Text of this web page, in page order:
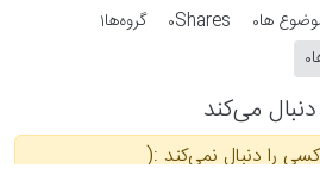
ها0
Shares
0 گروه‌ها1
0
را دنبال نمی‌کند :(